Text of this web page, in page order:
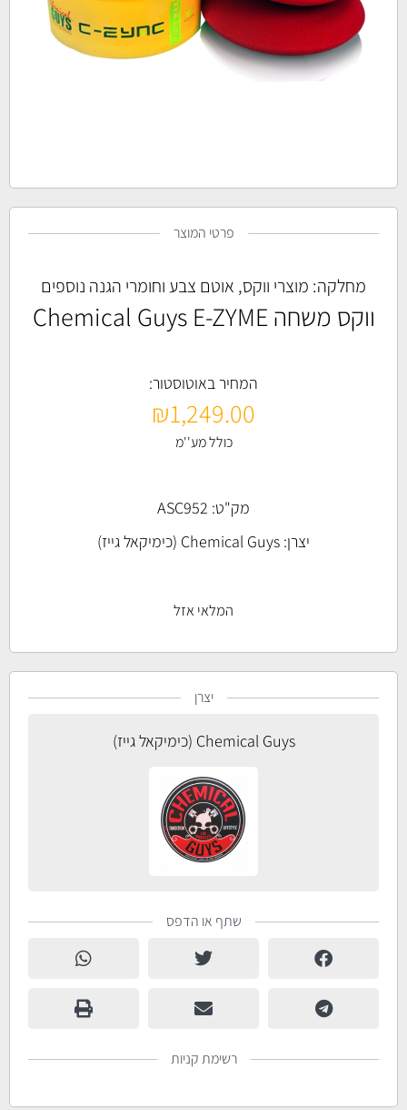
פרטי המוצר
מחלקה: מוצרי ווקס, אוטם צבע וחומרי הגנה נוספים
ווקס משחה Chemical Guys E-ZYME
המחיר באוטוסטור:
₪1,249.00
כולל מע''מ
מק"ט: ASC952
יצרן: Chemical Guys (כימיקאל גייז)
המלאי אזל
יצרן
Chemical Guys (כימיקאל גייז)
שתף או הדפס
רשימת קניות